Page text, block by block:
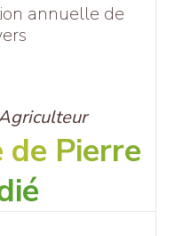
annuelle de
de Pierre